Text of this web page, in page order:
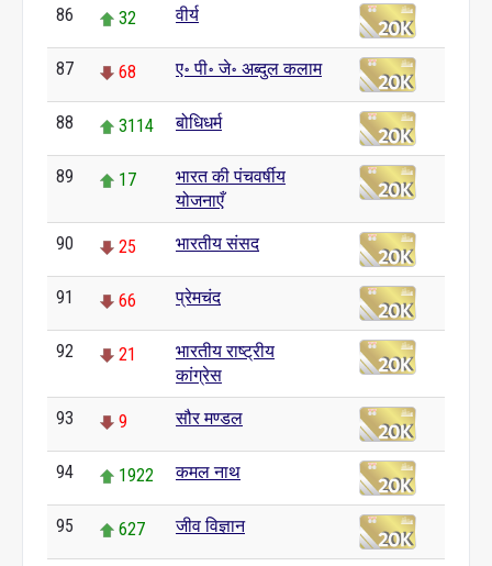
86 32 वीर्य
87 68 ए॰ पी॰ जे॰ अब्दुल कलाम
88 3114 बोधिधर्म
89 17
भारत की पंचवर्षीय
योजनाएँ
90 25 भारतीय संसद
91 66 प्रेमचंद
92 21
भारतीय राष्ट्रीय
कांग्रेस
93 9 सौर मण्डल
94 1922 कमल नाथ
95 627 जीव विज्ञान